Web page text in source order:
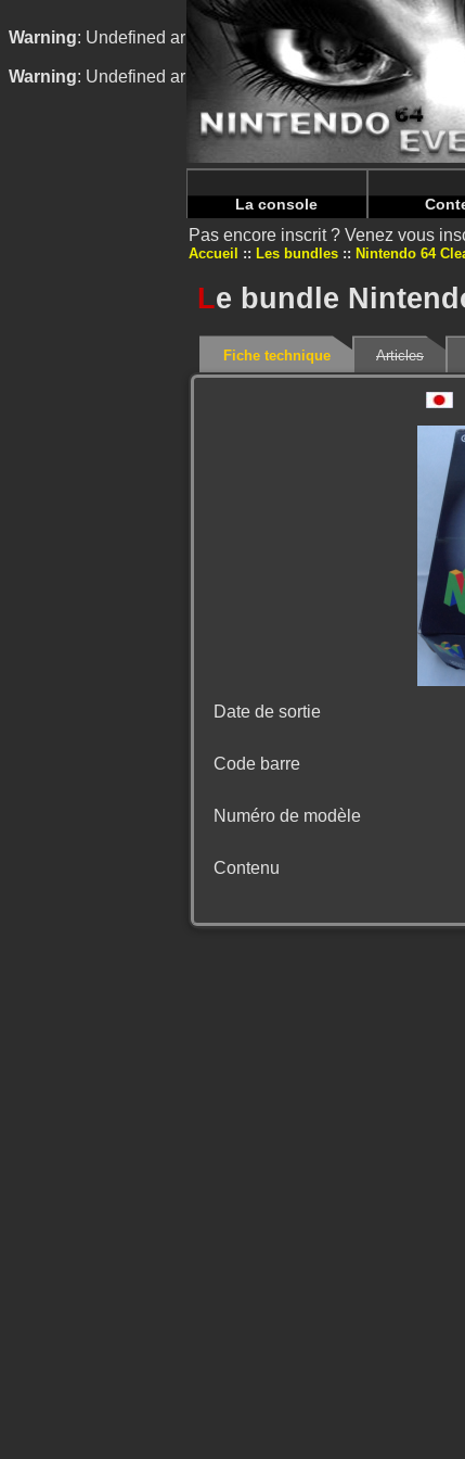
Warning: Undefined array key "HTTP_REFERER" in/
Warning: Undefined array key "HTTP_REFERER" in/
La console
Pas encore inscrit ? Venez vous
Accueil Les bundles Nintendo 64
Le bundle
Fiche technique Articles
Date de sortie
Code barre
Numéro de modèle
Contenu